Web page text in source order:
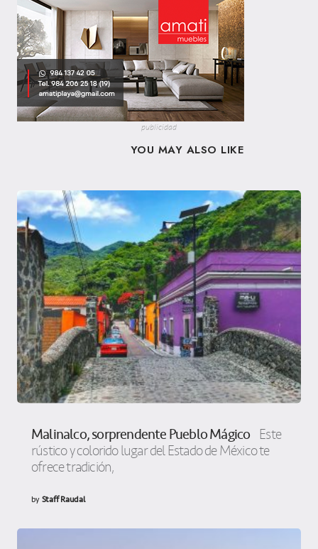
publicidad
YOU MAY ALSO LIKE
Malinalco, sorprendente Pueblo Mágico Este
rústico y colorido lugar del Estado de México te
ofrece tradición,
byStaff Raudal